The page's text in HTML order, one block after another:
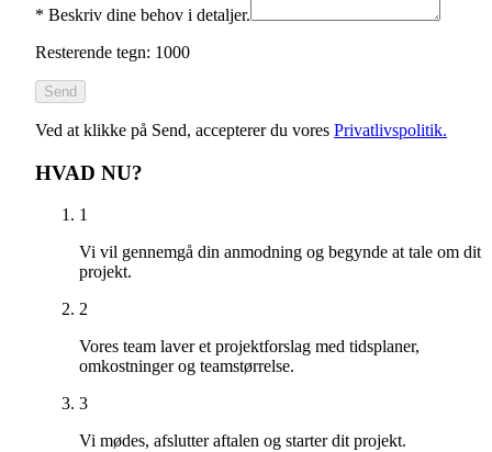
* Beskriv dine behov i detaljer.
Resterende tegn: 1000
Send
Ved at klikke på Send, accepterer du vores Privatlivspolitik.
HVAD NU?
1
Vi vil gennemgå din anmodning og begynde at tale om dit
projekt.
2
Vores team laver et projektforslag med tidsplaner,
omkostninger og teamstørrelse.
3
Vi mødes, afslutter aftalen og starter dit projekt.